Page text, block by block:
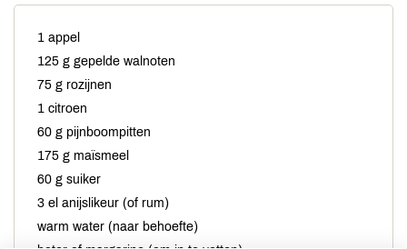
1 appel
125 g gepelde walnoten
75 g rozijnen
1 citroen
60 g pijnboompitten
175 g maïsmeel
60 g suiker
3 el anijslikeur (of rum)
warm water (naar behoefte)